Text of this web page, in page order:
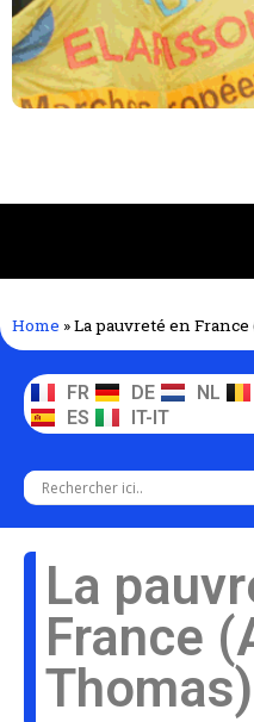
Home »La pauvreté en
FR DE NL
ES
IT-IT
La
France
Thomas)